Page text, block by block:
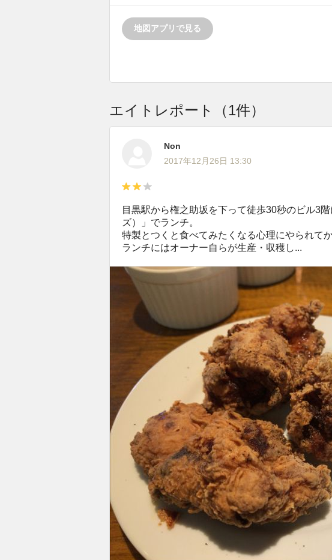
地図アプリで見る
エイトレポート（1件）
Non
2017年12月26日 13:30
目黒駅から権之助坂を下って徒歩30秒のビル3
ズ）」でランチ。
特製とつくと食べてみたくなる心理にやられて
ランチにはオーナー自らが生産・収穫し...